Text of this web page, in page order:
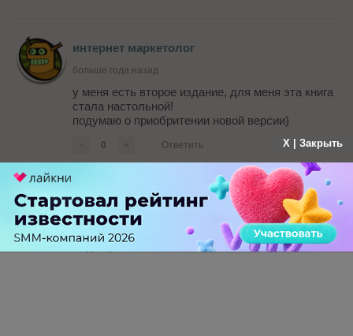
интернет маркетолог
больше года назад
у меня есть второе издание, для меня эта книга
стала настольной!
подумаю о приобритении новой версии)
0 Ответить
Sergey
больше года назад
А где купить можно?
X | Закрыть